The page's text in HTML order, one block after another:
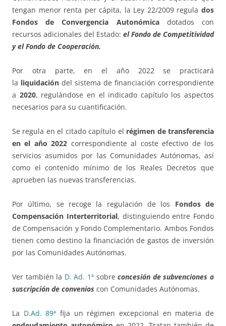
tengan menor renta per cápita, la Ley 22/2009 regula dos
Fondos de Convergencia
Autonómicadotados con
recursos adicionales del Estado: el Fondo de Competitividad
y el Fondo de Cooperación.
Por otra parte, en el año 2022 se practicará
la liquidación del sistema de financiación correspondiente
a 2020, regulándose en el indicado capítulo los aspectos
necesarios para su cuantificación.
Se regula en el citado capítulo el régimen de transferencia
en el año 2022 correspondiente al coste efectivo de los
servicios asumidos por las Comunidades Autónomas, así
como el contenido mínimo de los Reales Decretos que
aprueben las nuevas transferencias.
Por último, se recoge la regulación de los Fondos de
Compensación Interterritorial, distinguiendo entre Fondo
de Compensación y Fondo Complementario. Ambos Fondos
tienen como destino la financiación de gastos de inversión
por las Comunidades Autónomas.
Ver también la D. Ad. 1ª sobreconcesión de subvenciones o
suscripción de convenios con Comunidades Autónomas.
La D.Ad. 89ª fija un régimen excepcional en materia de